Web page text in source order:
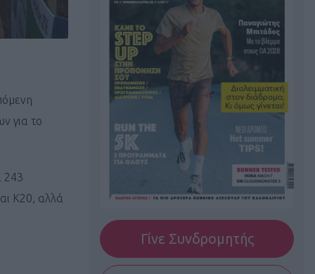
για το
243
Κ20, αλλά
Γίνε Συνδρομητής